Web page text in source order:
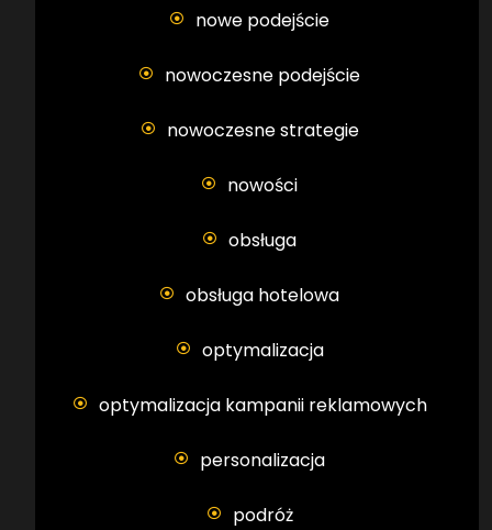
nowe podejście
nowoczesne podejście
nowoczesne strategie
nowości
obsługa
obsługa hotelowa
optymalizacja
optymalizacja kampanii reklamowych
personalizacja
podróż